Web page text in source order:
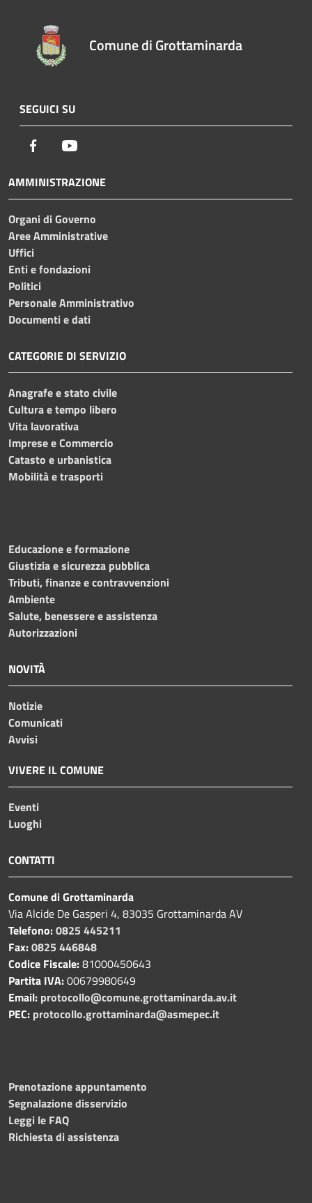
Comune di Grottaminarda
SEGUICI SU
Facebook
AMMINISTRAZIONE
Organi di Governo
Aree Amministrative
Uffici
Enti e fondazioni
Politici
Personale Amministrativo
Documenti e dati
CATEGORIE DI SERVIZIO
Anagrafe e stato civile
Cultura e tempo libero
Vita lavorativa
Imprese e Commercio
Catasto e urbanistica
Mobilità e trasporti
Educazione e formazione
Giustizia e sicurezza pubblica
Tributi, finanze e contravvenzioni
Ambiente
Salute, benessere e assistenza
Autorizzazioni
NOVITÀ
Notizie
Comunicati
Avvisi
VIVERE IL COMUNE
Eventi
Luoghi
CONTATTI
Comune di Grottaminarda
Via Alcide De Gasperi 4, 83035 Grottaminarda AV
Telefono:0825 445211
Fax:0825 446848
Codice Fiscale:81000450643
Partita IVA:00679980649
Email: protocollo@comune.grottaminarda.av.it
PEC: protocollo.grottaminarda@asmepec.it
Prenotazione appuntamento
Segnalazione disservizio
Leggi le FAQ
Richiesta di assistenza